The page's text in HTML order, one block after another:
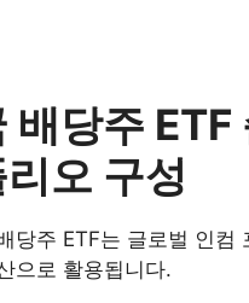
배당주 ETF
오 구성
당주 ETF는 글로벌 인컴
으로 활용됩니다.